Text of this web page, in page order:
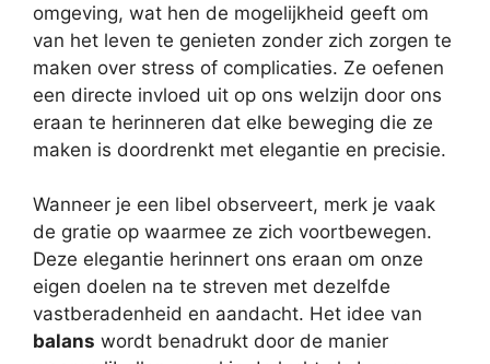
omgeving, wat hen de mogelijkheid geeft om
van het leven te genieten zonder zich zorgen te
maken over stress of complicaties. Ze oefenen
een directe invloed uit op ons welzijn door ons
eraan te herinneren dat elke beweging die ze
maken is doordrenkt met elegantie en precisie.
Wanneer je een libel observeert, merk je vaak
de gratie op waarmee ze zich voortbewegen.
Deze elegantie herinnert ons eraan om onze
eigen doelen na te streven met dezelfde
vastberadenheid en aandacht. Het idee van
balans wordt benadrukt door de manier